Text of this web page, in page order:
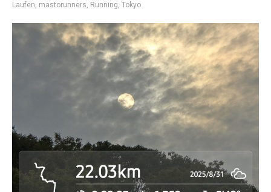
Laufen, mastorunners, Running, Tokyo